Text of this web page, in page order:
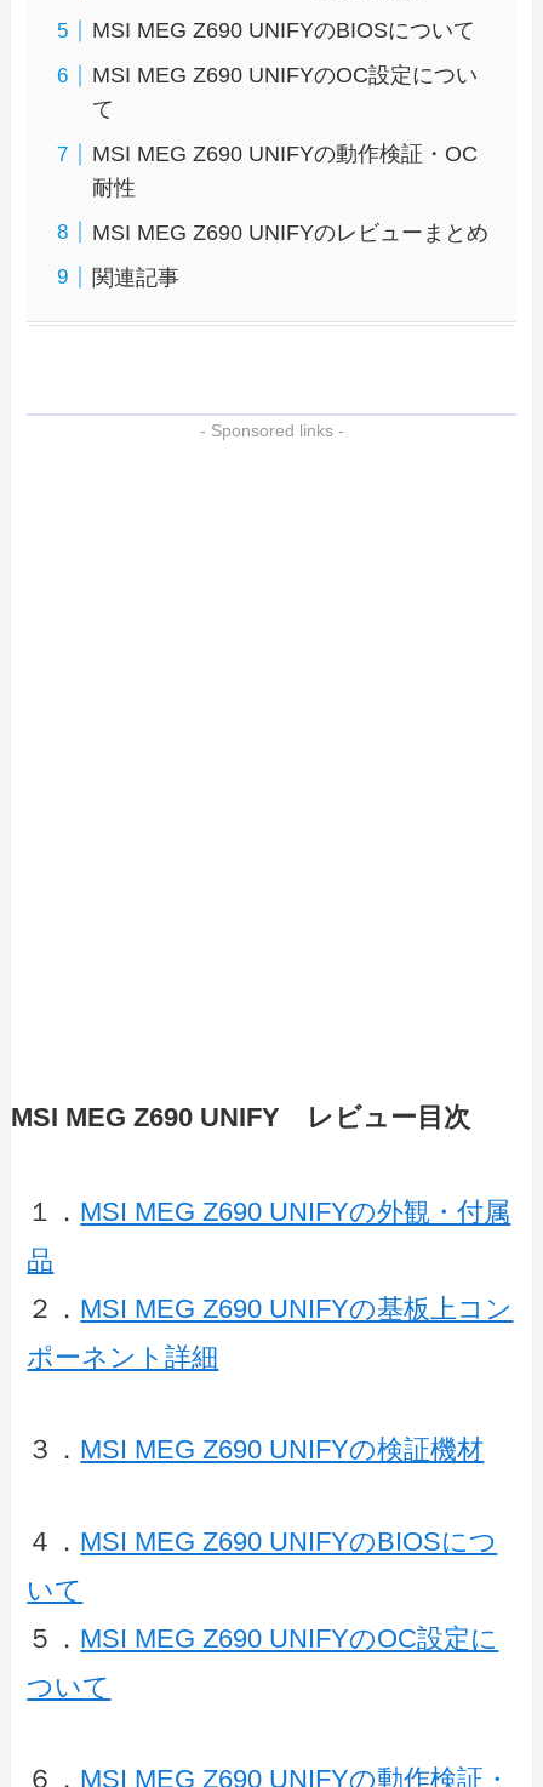
MSI MEG Z690 UNIFYのBIOSについて
MSI MEG Z690 UNIFYのOC設定につい
て
MSI MEG Z690 UNIFYの動作検証・OC
耐性
MSI MEG Z690 UNIFYのレビューまとめ
関連記事
- Sponsored links -
MSI MEG Z690 UNIFY レビュー目次
１． MSI MEG Z690 UNIFYの外観・付属
品
２． MSI MEG Z690 UNIFYの基板上コン
ポーネント詳細
３． MSI MEG Z690 UNIFYの検証機材
４． MSI MEG Z690 UNIFYのBIOSにつ
いて
５． MSI MEG Z690 UNIFYのOC設定に
ついて
６． MSI MEG Z690 UNIFYの動作検証・